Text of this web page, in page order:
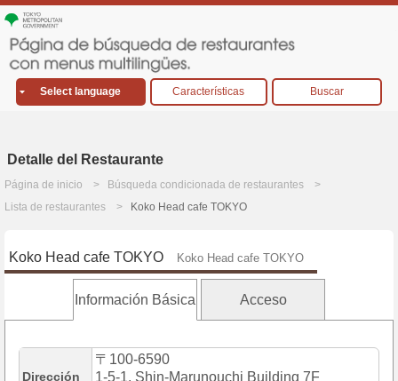
Select language Características Buscar
Detalle del Restaurante
Página de inicio
Búsqueda condicionada de restaurantes
Lista de restaurantes
Koko Head cafe TOKYO
Koko Head cafe TOKYO Koko Head cafe TOKYO
Información Básica Acceso
Dirección
〒100-6590
1-5-1, Shin-Marunouchi Building 7F